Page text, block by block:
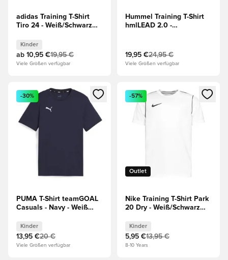
adidas Training T-Shirt
Tiro 24 - Weiß/Schwarz
Kinder
ab 10,95 €19,95 €
Viele Größen verfügbar
Hummel Training T-Shirt
hmlLEAD 2.0 -
19,95 €24,95 €
Viele Größen verfügbar
Öffnet ein neues Fenster zum Anmelden oder Registrieren
-30%
PUMA T-Shirt teamGOAL
Casuals - Navy - Weiß
Kinder
13,95 €20 €
Viele Größen verfügbar
Öffnet ein neues Fenster
Outlet
-57%
Nike Training T-Shirt Park
20 Dry - Weiß/Schwarz
Kinder
5,95 €13,95 €
8-10 Years